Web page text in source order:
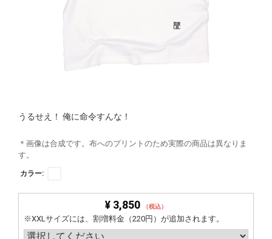
うるせえ！ 俺に命令すんな！
＊画像は合成です。布へのプリントのため実際の商品は異なりま
す。
カラー:
¥ 3,850 （税込）
※XXLサイズには、割増料金（220円）が追加されます。